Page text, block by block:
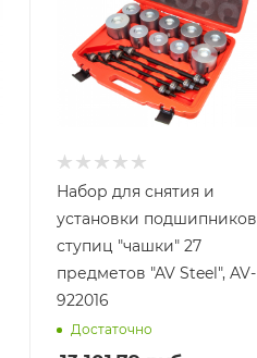
Набор для снятия и
установки подшипников
ступиц "чашки" 27
предметов "AV Steel", AV-
922016
Достаточно